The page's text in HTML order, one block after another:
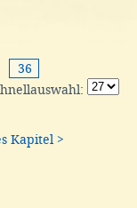
36
Kapitel >